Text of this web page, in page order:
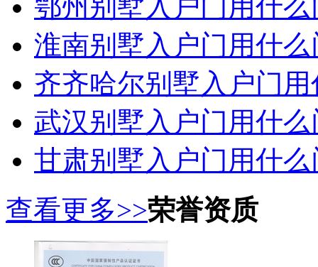
鄂州别墅入户门用什
淮南别墅入户门用什
齐齐哈尔别墅入户门
武汉别墅入户门用什
甘肃别墅入户门用什
查看更多>>荣誉资质